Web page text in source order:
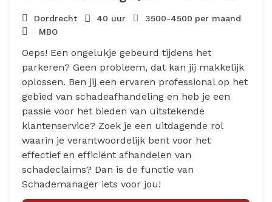
Dordrecht 40 uur 3500-4500 per maand
MBO
Oeps! Een ongelukje gebeurd tijdens het
parkeren? Geen probleem, dat kan jij makkelijk
oplossen. Ben jij een ervaren professional op het
gebied van schadeafhandeling en heb je een
passie voor het bieden van uitstekende
klantenservice? Zoek je een uitdagende rol
waarin je verantwoordelijk bent voor het
effectief en efficiënt afhandelen van
schadeclaims? Dan is de functie van
Schademanager iets voor jou!